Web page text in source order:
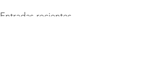
Entradas recientes